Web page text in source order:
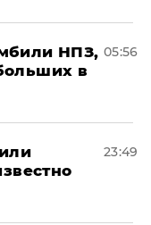
НПЗ,
в
05:56
23:49